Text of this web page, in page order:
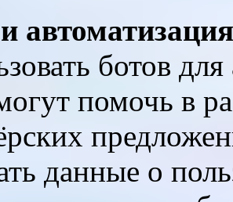
автоматизация
ботов
помочь в
данные о